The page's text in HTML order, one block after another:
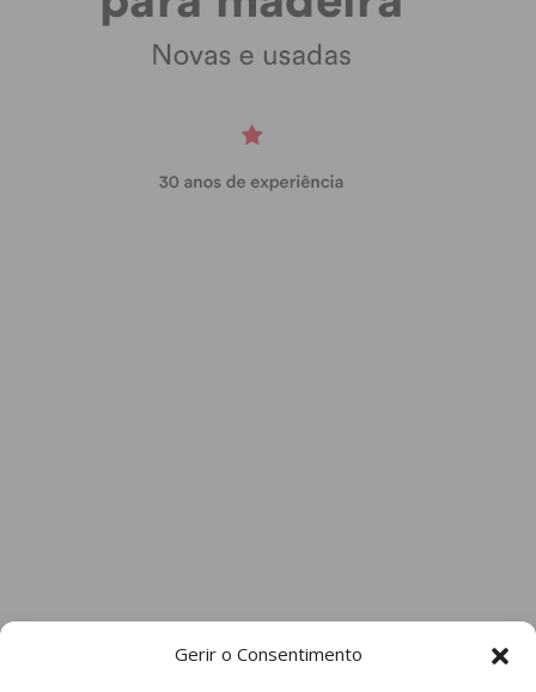
Gerir o Consentimento